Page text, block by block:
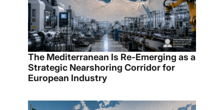
The Mediterranean Is Re-Emerging as a
Strategic Nearshoring Corridor for
European Industry